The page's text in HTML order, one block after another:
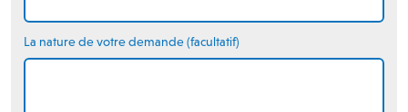
La nature de votre demande (facultatif)